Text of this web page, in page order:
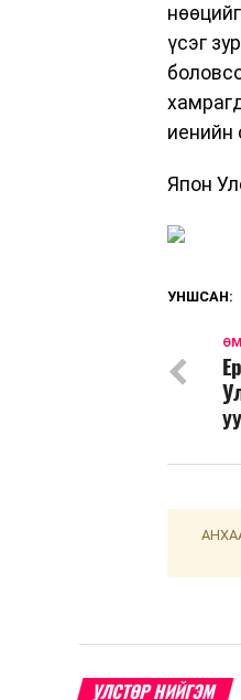
үсэг
иенийн
Япон
УНШСАН:
УЛСТӨР НИЙГЭМ